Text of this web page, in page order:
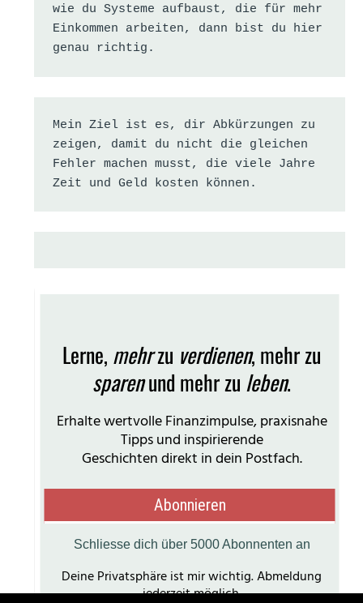
wie du Systeme aufbaust, die für mehr
Einkommen arbeiten, dann bist du hier
genau richtig.
Mein Ziel ist es, dir Abkürzungen zu
zeigen, damit du nicht die gleichen
Fehler machen musst, die viele Jahre
Zeit und Geld kosten können.